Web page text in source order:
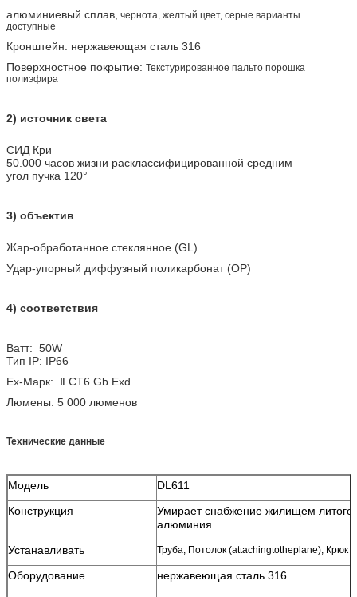
алюминиевый сплав чернота, желтый цвет, серые варианты
доступные
Кронштейн: нержавеющая сталь 316
Поверхностное покрытие: Текстурированное пальто порошка
полиэфира
2) источник света
СИД Кри
50.000 часов жизни расклассифицированной средним
угол пучка 120°
3) объектив
Жар-обработанное стеклянное (GL)
Удар-упорный диффузный поликарбонат (OP)
4) соответствия
Ватт: 50W
Тип IP: IP66
Ex-Марк: Ⅱ CT6 Gb Exd
Люмены: 5 000 люменов
Технические данные
Модель
DL611
Конструкция
Умирает снабжение жилищем литого
алюминия
Устанавливать
Труба; Потолок (attachingtotheplane); Крюк
Оборудование
нержавеющая сталь 316